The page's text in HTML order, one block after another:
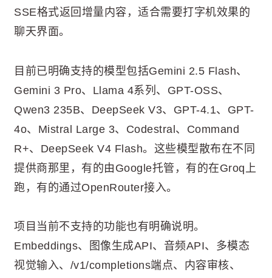
SSE格式返回增量内容，适合需要打字机效果的
聊天界面。
目前已明确支持的模型包括Gemini 2.5 Flash、
Gemini 3 Pro、Llama 4系列、GPT-OSS、
Qwen3 235B、DeepSeek V3、GPT-4.1、GPT-
4o、Mistral Large 3、Codestral、Command
R+、DeepSeek V4 Flash。这些模型散布在不同
提供商那里，有的由Google托管，有的在Groq上
跑，有的通过OpenRouter接入。
项目当前不支持的功能也有明确说明。
Embeddings、图像生成API、音频API、多模态
视觉输入、/v1/completions端点、内容审核、